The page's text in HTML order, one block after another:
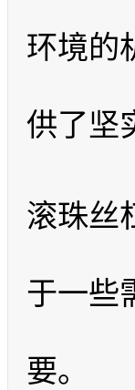
环境的
供了坚
滚珠丝
于一些
要。